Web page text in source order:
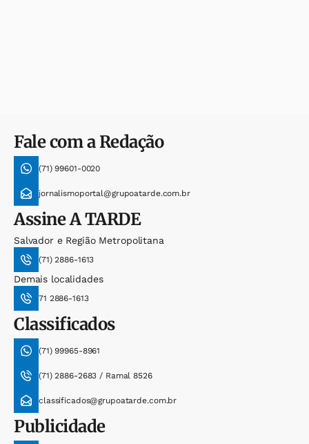
Fale com a Redação
(71) 99601-0020
jornalismoportal@grupoatarde.com.br
AssineA TARDE
Salvador e Região Metropolitana
(71) 2886-1613
Demais localidades
71 2886-1613
Classificados
(71) 99965-8961
(71) 2886-2683 / Ramal 8526
classificados@grupoatarde.com.br
Publicidade